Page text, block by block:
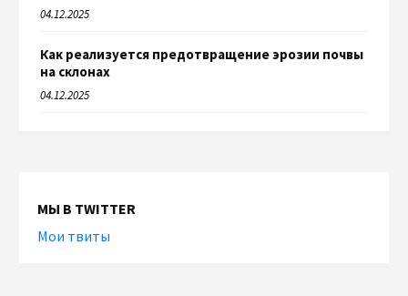
04.12.2025
Как реализуется предотвращение эрозии почвы
на склонах
04.12.2025
МЫ В TWITTER
Мои твиты